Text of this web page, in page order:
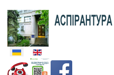
Оберіть свою мову